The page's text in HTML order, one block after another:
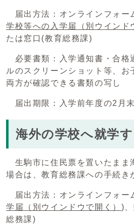
届出方法：オンラインフォー
学校等への入学届
（別ウイン
たは窓口(教育総務課)
必要書類：入学通知書・合格
ルのスクリーンショット等、お
両方が確認できる書類の写し
届出期限：入学前年度の2月末
海外の学校へ就学
生駒市に住民票を置いたまま
場合は、教育総務課への手続き
届出方法：オンラインフォー
学届
（別ウインドウで開く） )
総務課)